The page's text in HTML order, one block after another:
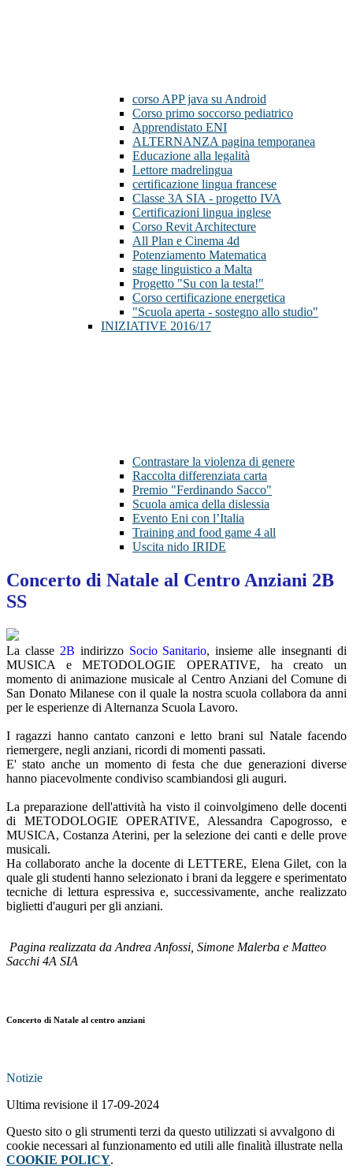
corso APP java su Android
Corso primo soccorso pediatrico
Apprendistato ENI
ALTERNANZA pagina temporanea
Educazione alla legalità
Lettore madrelingua
certificazione lingua francese
Classe 3A SIA - progetto IVA
Certificazioni lingua inglese
Corso Revit Architecture
All Plan e Cinema 4d
Potenziamento Matematica
stage linguistico a Malta
Progetto "Su con la testa!"
Corso certificazione energetica
"Scuola aperta - sostegno allo studio"
INIZIATIVE 2016/17
Contrastare la violenza di genere
Raccolta differenziata carta
Premio "Ferdinando Sacco"
Scuola amica della dislessia
Evento Eni con l’Italia
Training and food game 4 all
Uscita nido IRIDE
Concerto di Natale al Centro Anziani 2B
SS
La classe 2B indirizzo Socio Sanitario, insieme alle insegnanti di
MUSICA e METODOLOGIE OPERATIVE, ha creato un
momento di animazione musicale al Centro Anziani del Comune di
San Donato Milanese con il quale la nostra scuola collabora da anni
per le esperienze di Alternanza Scuola Lavoro.
I ragazzi hanno cantato canzoni e letto brani sul Natale facendo
riemergere, negli anziani, ricordi di momenti passati.
E' stato anche un momento di festa che due generazioni diverse
hanno piacevolmente condiviso scambiandosi gli auguri.
La preparazione dell'attività ha visto il coinvolgimeno delle docenti
di METODOLOGIE OPERATIVE, Alessandra Capogrosso, e
MUSICA, Costanza Aterini, per la selezione dei canti e delle prove
musicali.
Ha collaborato anche la docente di LETTERE, Elena Gilet, con la
quale gli studenti hanno selezionato i brani da leggere e sperimentato
tecniche di lettura espressiva e, successivamente, anche realizzato
biglietti d'auguri per gli anziani.
Pagina realizzata da Andrea Anfossi, Simone Malerba e Matteo
Sacchi 4A SIA
Concerto di Natale al centro anziani
Notizie
Ultima revisione il 17-09-2024
Questo sito o gli strumenti terzi da questo utilizzati si avvalgono di
cookie necessari al funzionamento ed utili alle finalità illustrate nella
COOKIE POLICY.